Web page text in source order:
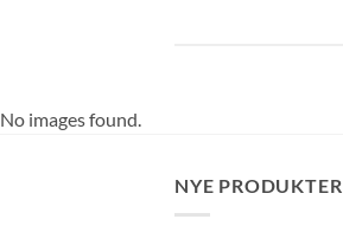
No images found.
NYE PRODUKTER